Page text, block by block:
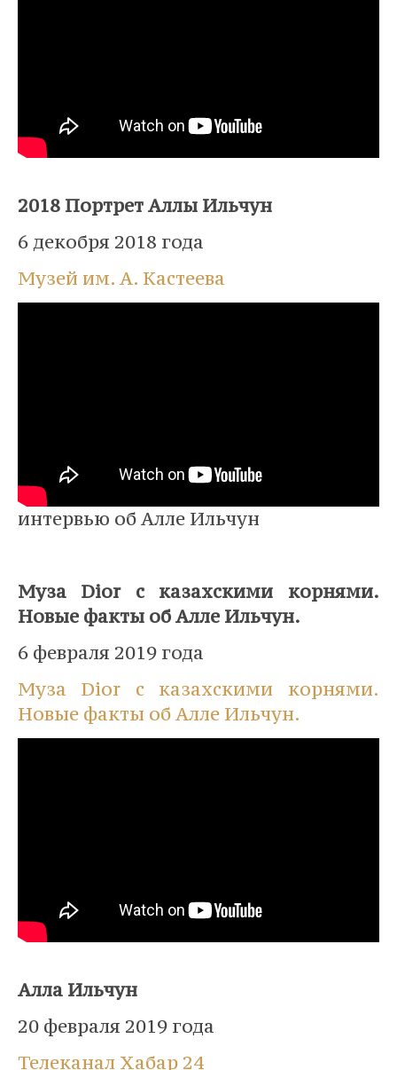
2018 Портрет Аллы Ильчун
6 декобря 2018 года
Музей им. А. Кастеева
интервью об Алле Ильчун
Муза Dior с казахскими корнями.
Новые факты об Алле Ильчун.
6 февраля 2019 года
Муза Dior с казахскими корнями.
Новые факты об Алле Ильчун.
Алла Ильчун
20 февраля 2019 года
Телеканал Хабар 24